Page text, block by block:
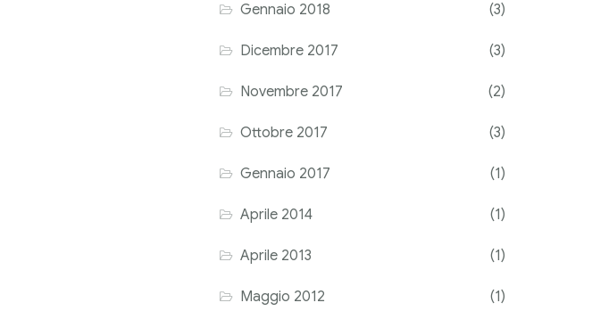
Gennaio 2018 (3)
Dicembre 2017 (3)
Novembre 2017 (2)
Ottobre 2017 (3)
Gennaio 2017 (1)
Aprile 2014 (1)
Aprile 2013 (1)
Maggio 2012 (1)